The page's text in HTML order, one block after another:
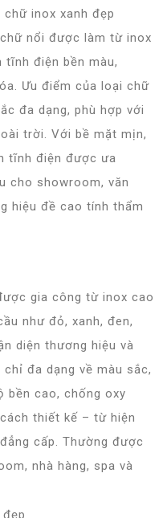
nổi được làm từ inox
điện bền màu,
Ưu điểm của loại chữ
đa dạng, phù hợp với
trời. Với bề mặt mịn,
tĩnh điện được ưa
cho showroom, văn
hiệu đề cao tính thẩm
gia công từ inox cao
như đỏ, xanh, đen,
diện thương hiệu và
đa dạng về màu sắc,
bền cao, chống oxy
thiết kế – từ hiện
cấp. Thường được
nhà hàng, spa và